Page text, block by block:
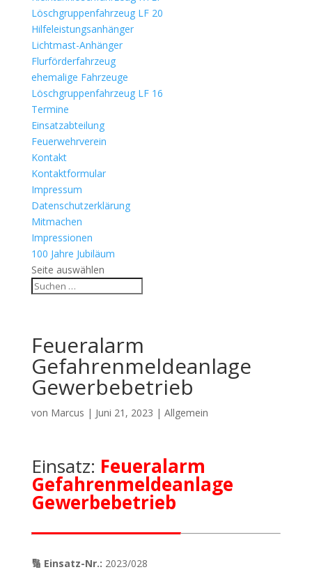
Löschgruppenfahrzeug LF 20
Hilfeleistungsanhänger
Lichtmast-Anhänger
Flurförderfahrzeug
ehemalige Fahrzeuge
Löschgruppenfahrzeug LF 16
Termine
Einsatzabteilung
Feuerwehrverein
Kontakt
Kontaktformular
Impressum
Datenschutzerklärung
Mitmachen
Impressionen
100 Jahre Jubiläum
Seite auswählen
Feueralarm
Gefahrenmeldeanlage
Gewerbebetrieb
von Marcus | Juni 21, 2023 | Allgemein
Einsatz: Feueralarm
Gefahrenmeldeanlage
Gewerbebetrieb
🔢 Einsatz-Nr.: 2023/028